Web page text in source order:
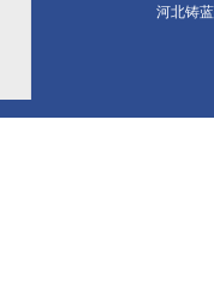
河北铸